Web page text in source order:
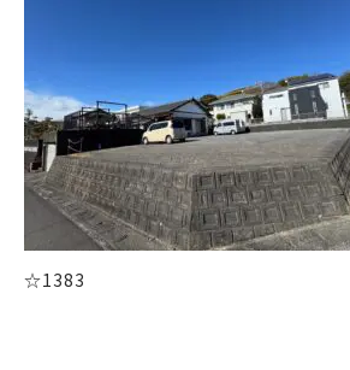
LINEでお問い合
☆1383